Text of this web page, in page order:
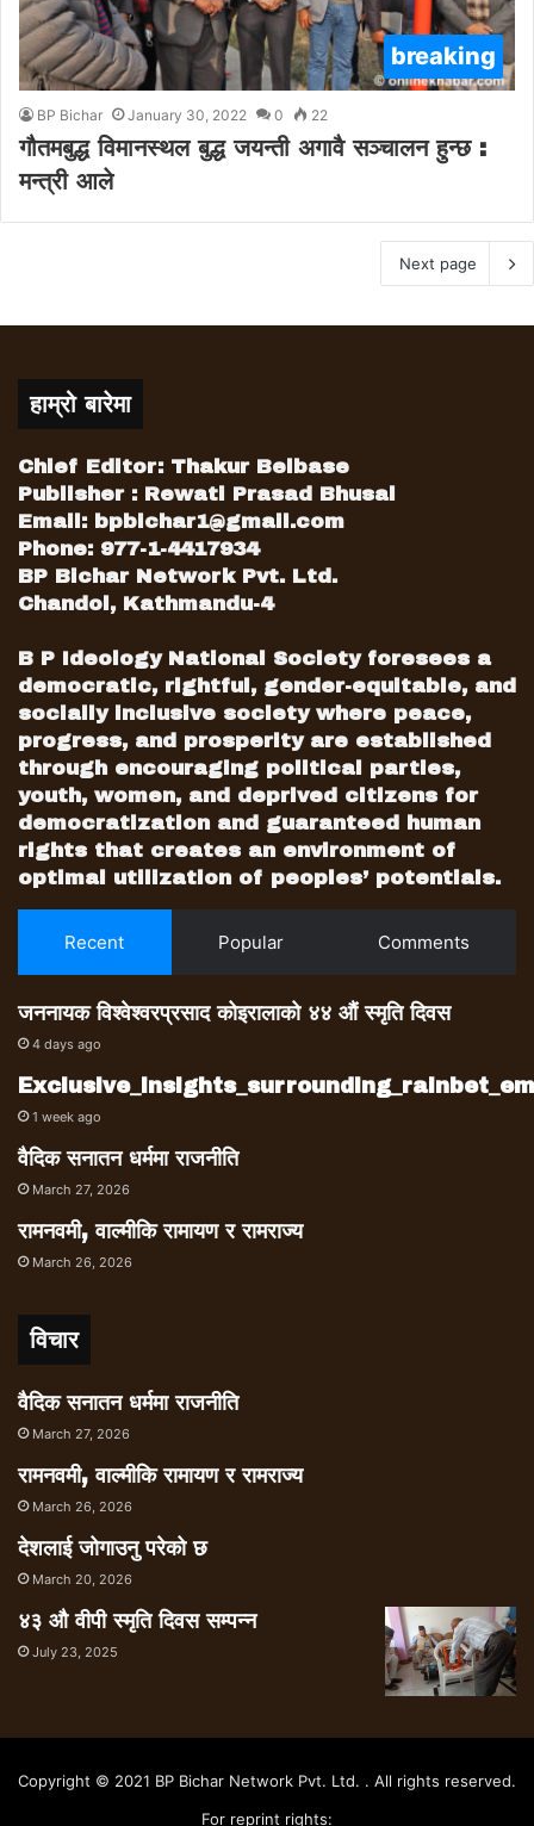
breaking
BP Bichar January 30, 2022 0 22
गौतमबुद्ध विमानस्थल बुद्ध जयन्ती अगावै सञ्चालन हुन्छ :
मन्त्री आले
Next page
हाम्रो बारेमा
Chief Editor: Thakur Belbase
Publisher : Rewati Prasad Bhusal
Email: bpbichar1@gmail.com
Phone: 977-1-4417934
BP Bichar Network Pvt. Ltd.
Chandol, Kathmandu-4
B P Ideology National Society foresees a
democratic, rightful, gender-equitable, and
socially inclusive society where peace,
progress, and prosperity are established
through encouraging political parties,
youth, women, and deprived citizens for
democratization and guaranteed human
rights that creates an environment of
optimal utilization of peoples’ potentials.
Recent Popular Comments
जननायक विश्वेश्वरप्रसाद कोइरालाको ४४ औं स्मृति दिवस
4 days ago
1 week ago
वैदिक सनातन धर्ममा राजनीति
March 27, 2026
रामनवमी, वाल्मीकि रामायण र रामराज्य
March 26, 2026
विचार
वैदिक सनातन धर्ममा राजनीति
March 27, 2026
रामनवमी, वाल्मीकि रामायण र रामराज्य
March 26, 2026
देशलाई जोगाउनु परेको छ
March 20, 2026
४३ औ वीपी स्मृति दिवस सम्पन्न
July 23, 2025
Copyright © 2021 BP Bichar Network Pvt. Ltd. . All rights reserved.
For reprint rights: